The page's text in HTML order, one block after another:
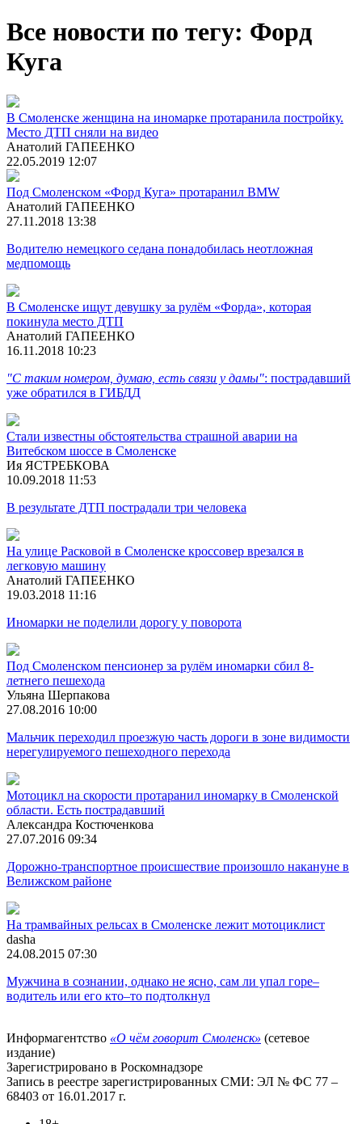
Все новости по тегу: Форд
Куга
В Смоленске женщина на иномарке протаранила постройку.
Место ДТП сняли на видео
Анатолий ГАПЕЕНКО
22.05.2019 12:07
Под Смоленском «Форд Куга» протаранил BMW
Анатолий ГАПЕЕНКО
27.11.2018 13:38
Водителю немецкого седана понадобилась неотложная
медпомощь
В Смоленске ищут девушку за рулём «Форда», которая
покинула место ДТП
Анатолий ГАПЕЕНКО
16.11.2018 10:23
"С таким номером, думаю, есть связи у дамы": пострадавший
уже обратился в ГИБДД
Стали известны обстоятельства страшной аварии на
Витебском шоссе в Смоленске
Ия ЯСТРЕБКОВА
10.09.2018 11:53
В результате ДТП пострадали три человека
На улице Расковой в Смоленске кроссовер врезался в
легковую машину
Анатолий ГАПЕЕНКО
19.03.2018 11:16
Иномарки не поделили дорогу у поворота
Под Смоленском пенсионер за рулём иномарки сбил 8-
летнего пешехода
Ульяна Шерпакова
27.08.2016 10:00
Мальчик переходил проезжую часть дороги в зоне видимости
нерегулируемого пешеходного перехода
Мотоцикл на скорости протаранил иномарку в Смоленской
области. Есть пострадавший
Александра Костюченкова
27.07.2016 09:34
Дорожно-транспортное происшествие произошло накануне в
Велижском районе
На трамвайных рельсах в Смоленске лежит мотоциклист
dasha
24.08.2015 07:30
Мужчина в сознании, однако не ясно, сам ли упал горе–
водитель или его кто–то подтолкнул
Информагентство «О чём говорит Смоленск» (сетевое
издание)
Зарегистрировано в Роскомнадзоре
Запись в реестре зарегистрированных СМИ: ЭЛ № ФС 77 –
68403 от 16.01.2017 г.